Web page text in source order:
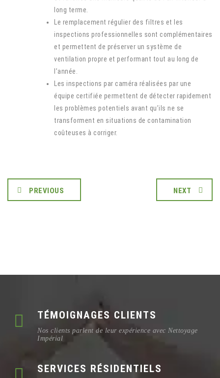
long terme.
Le remplacement régulier des filtres et les
inspections professionnelles sont complémentaires
et permettent de préserver un système de
ventilation propre et performant tout au long de
l’année.
Les inspections par caméra réalisées par une
équipe certifiée permettent de détecter rapidement
les problèmes potentiels avant qu’ils ne se
transforment en situations de contamination
coûteuses à corriger.
PREVIOUS NEXT
TÉMOIGNAGES CLIENTS
Nos clients parlent de leur expérience avec Nettoyage
Impérial
SERVICES RÉSIDENTIELS